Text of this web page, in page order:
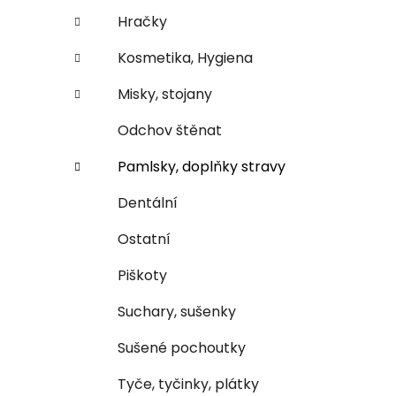
n
í
p
a
l
e
Hračky
Kosmetika, Hygiena
Misky, stojany
Odchov štěnat
Pamlsky, doplňky stravy
Dentální
Ostatní
Piškoty
Suchary, sušenky
Sušené pochoutky
Tyče, tyčinky, plátky